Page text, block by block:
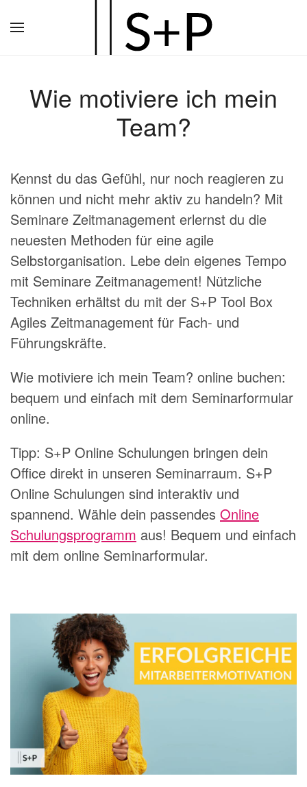
Hauptinhalt
Wie motiviere ich mein
Team?
Kennst du das Gefühl, nur noch reagieren zu
können und nicht mehr aktiv zu handeln? Mit
Seminare Zeitmanagement erlernst du die
neuesten Methoden für eine agile
Selbstorganisation. Lebe dein eigenes Tempo
mit Seminare Zeitmanagement! Nützliche
Techniken erhältst du mit der S+P Tool Box
Agiles Zeitmanagement für Fach- und
Führungskräfte.
Wie motiviere ich mein Team? online buchen:
bequem und einfach mit dem Seminarformular
online.
Tipp: S+P Online Schulungen bringen dein
Office direkt in unseren Seminarraum. S+P
Online Schulungen sind interaktiv und
spannend. Wähle dein passendes Online
Schulungsprogramm aus! Bequem und einfach
mit dem online Seminarformular.